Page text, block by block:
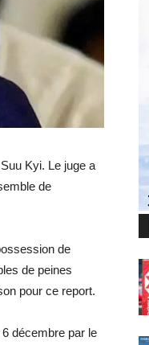
Kyi. Le juge a
de
de
de peines
pour ce report.
décembre par le